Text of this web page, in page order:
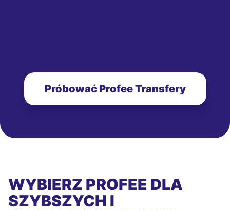
Próbować Profee Transfery
WYBIERZ PROFEE DLA
SZYBSZYCH I